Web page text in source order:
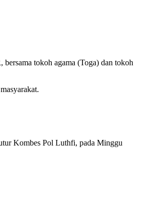
tokoh agama (Toga) dan tokoh
Kombes Pol Luthfi, pada Minggu